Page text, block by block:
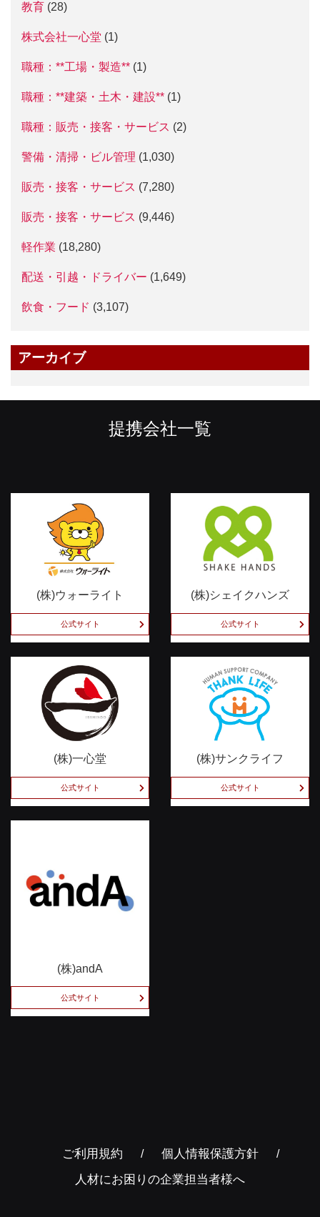
教育 (28)
株式会社一心堂 (1)
職種：**工場・製造** (1)
職種：**建築・土木・建設** (1)
職種：販売・接客・サービス (2)
警備・清掃・ビル管理 (1,030)
販売・接客・サービス (7,280)
販売・接客・サービス (9,446)
軽作業 (18,280)
配送・引越・ドライバー (1,649)
飲食・フード (3,107)
アーカイブ
提携会社一覧
(株)ウォーライト
公式サイト
(株)シェイクハンズ
公式サイト
(株)一心堂
公式サイト
(株)サンクライフ
公式サイト
(株)andA
公式サイト
ご利用規約
個人情報保護方針
人材にお困りの企業担当者様へ